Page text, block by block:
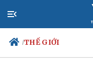
/THẾ GIỚI